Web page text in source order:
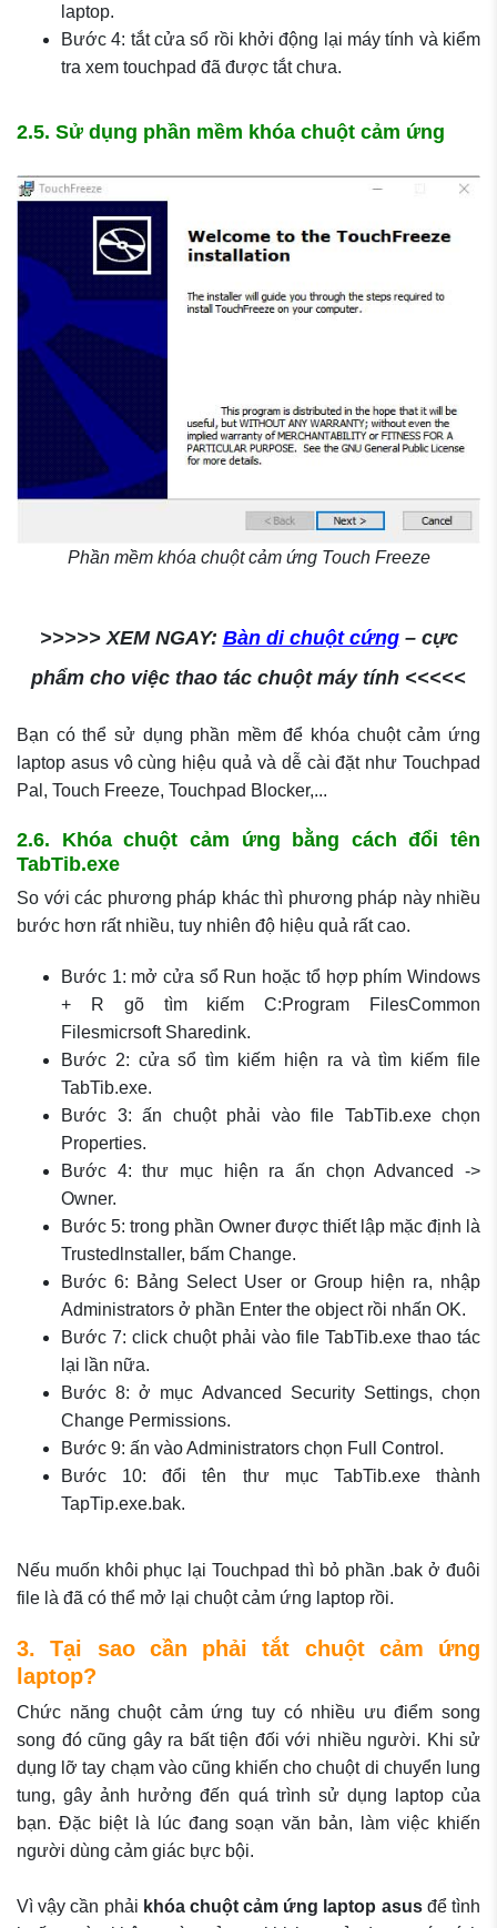
laptop.
Bước 4: tắt cửa sổ rồi khởi động lại máy tính và kiểm
tra xem touchpad đã được tắt chưa.
2.5. Sử dụng phần mềm khóa chuột cảm ứng
Phần mềm khóa chuột cảm ứng Touch Freeze
>>>>> XEM NGAY: Bàn di chuột cứng– cực
phẩm cho việc thao tác chuột máy tính <<<<<
Bạn có thể sử dụng phần mềm để khóa chuột cảm ứng
laptop asus vô cùng hiệu quả và dễ cài đặt như Touchpad
Pal, Touch Freeze, Touchpad Blocker,...
2.6. Khóa chuột cảm ứng bằng cách đổi tên
TabTib.exe
So với các phương pháp khác thì phương pháp này nhiều
bước hơn rất nhiều, tuy nhiên độ hiệu quả rất cao.
Bước 1: mở cửa sổ Run hoặc tổ hợp phím Windows
+ R gõ tìm kiếm C:Program FilesCommon
Filesmicrsoft Sharedink.
Bước 2: cửa sổ tìm kiếm hiện ra và tìm kiếm file
TabTib.exe.
Bước 3: ấn chuột phải vào file TabTib.exe chọn
Properties.
Bước 4: thư mục hiện ra ấn chọn Advanced ->
Owner.
Bước 5: trong phần Owner được thiết lập mặc định là
Trustedlnstaller, bấm Change.
Bước 6: Bảng Select User or Group hiện ra, nhập
Administrators ở phần Enter the object rồi nhấn OK.
Bước 7: click chuột phải vào file TabTib.exe thao tác
lại lần nữa.
Bước 8: ở mục Advanced Security Settings, chọn
Change Permissions.
Bước 9: ấn vào Administrators chọn Full Control.
Bước 10: đổi tên thư mục TabTib.exe thành
TapTip.exe.bak.
Nếu muốn khôi phục lại Touchpad thì bỏ phần .bak ở đuôi
file là đã có thể mở lại chuột cảm ứng laptop rồi.
3. Tại sao cần phải tắt chuột cảm ứng
laptop?
Chức năng chuột cảm ứng tuy có nhiều ưu điểm song
song đó cũng gây ra bất tiện đối với nhiều người. Khi sử
dụng lỡ tay chạm vào cũng khiến cho chuột di chuyển lung
tung, gây ảnh hưởng đến quá trình sử dụng laptop của
bạn. Đặc biệt là lúc đang soạn văn bản, làm việc khiến
người dùng cảm giác bực bội.
Vì vậy cần phải khóa chuột cảm ứng laptop asusđể tình